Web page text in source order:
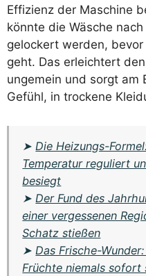
Effizienz der Maschine
könnte die Wäsche
gelockert werden,
geht. Das erleichtert
ungemein und sorgt am
Gefühl, in trockene
➤Die Heizungs-
Temperatur reguliert
besiegt
➤Der Fund des
einer vergessenen
Schatz stießen
➤Das Frische-
Früchte niemals sofort